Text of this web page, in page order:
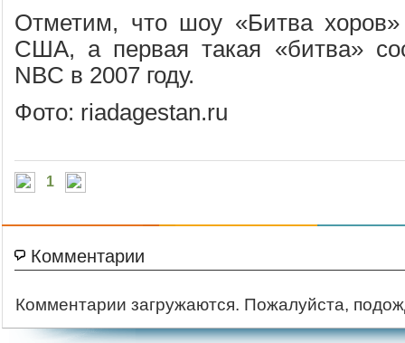
Отметим, что шоу «Битва
США, а первая такая «битва»
NBC в 2007 году.
Фото: riadagestan.ru
1
Комментарии
Комментарии загружаются. Пожалуйста,